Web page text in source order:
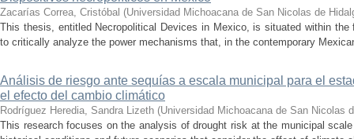
Zacarías Correa, Cristóbal (Universidad Michoacana de San Nicolas de
This thesis, entitled Necropolitical Devices in Mexico, is situated within
to critically analyze the power mechanisms that, in the contemporary
Análisis de riesgo ante sequías a escala municipal para el
el efecto del cambio climático
Rodríguez Heredia, Sandra Lizeth (Universidad Michoacana de San Nicolas
This research focuses on the analysis of drought risk at the municipal